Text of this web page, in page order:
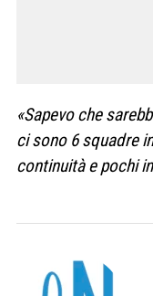
«Sapevo che
ci sono 6 squadre
continuità e pochi